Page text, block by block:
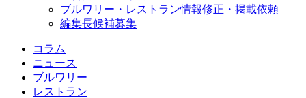
ブルワリー・レストラン情報修正・掲載依頼
編集長候補募集
コラム
ニュース
ブルワリー
レストラン